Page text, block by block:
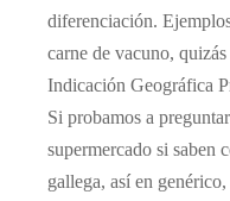
diferenciación.
carne de vacuno,
Indicación Geográfica
Si probamos a
supermercado si saben
gallega, así en